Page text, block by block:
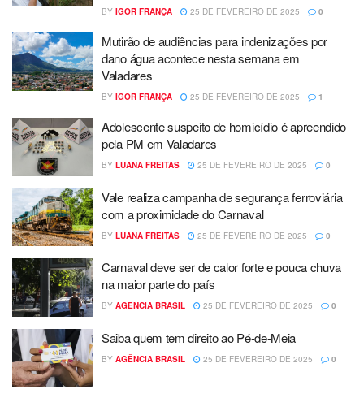
BY IGOR FRANÇA 25 DE FEVEREIRO DE 2025 0
Mutirão de audiências para indenizações por
dano água acontece nesta semana em
Valadares
BY IGOR FRANÇA 25 DE FEVEREIRO DE 2025 1
Adolescente suspeito de homicídio é apreendido
pela PM em Valadares
BY LUANA FREITAS 25 DE FEVEREIRO DE 2025 0
Vale realiza campanha de segurança ferroviária
com a proximidade do Carnaval
BY LUANA FREITAS 25 DE FEVEREIRO DE 2025 0
Carnaval deve ser de calor forte e pouca chuva
na maior parte do país
BY AGÊNCIA BRASIL 25 DE FEVEREIRO DE 2025 0
Saiba quem tem direito ao Pé-de-Meia
BY AGÊNCIA BRASIL 25 DE FEVEREIRO DE 2025 0